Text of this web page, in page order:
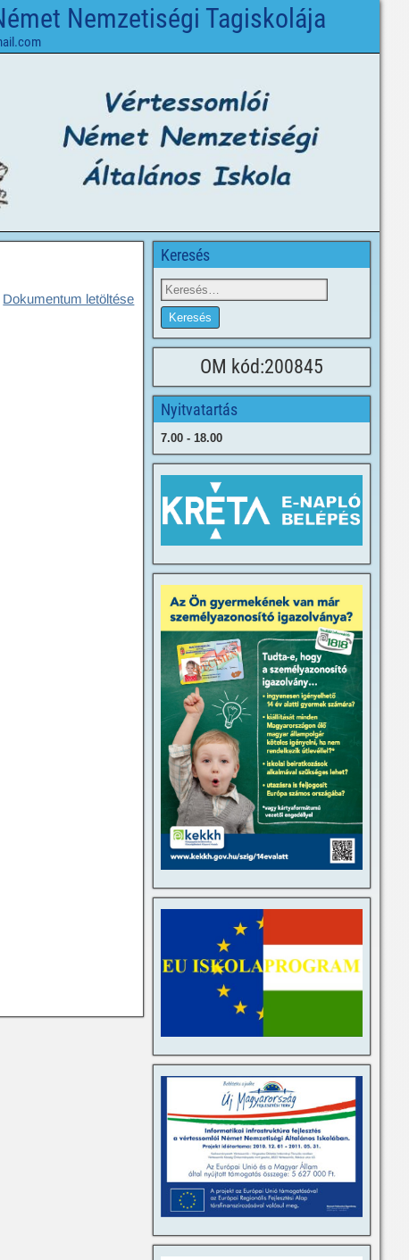
Nemzetiségi Tagiskolája
Dokumentum letöltése
Keresés
OM kód:200845
Nyitvatartás
7.00 - 18.00